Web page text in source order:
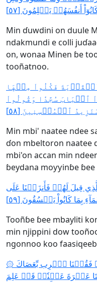
أَنفُسَهُمۡ يَظۡلِمُونَ [٥٧]
Min ɗuwdini on duule
ndakmundi e colli
on, wonaa Minen ɓe
tooñatnoo.
فَكُلُواْ مِنۡهَا
سُجَّدٗا وَقُولُواْ
ٱلۡمُحۡسِنِينَ [٥٨]
Min mbi' naatee ndee
ɗon mbeltoron naatee
mbi'on accan min
ɓeydana moƴƴinɓe
قِيلَ لَهُمۡ فَأَنزَلۡنَا عَلَى
بِمَا كَانُواْ يَفۡسُقُونَ [٥٩]
Tooñɓe ɓee mbayliti
min njippini dow
ngonnoo koo
۞ وَإِذِ ٱسۡتَسۡقَىٰ مُوسَىٰ لِقَوۡمِهِۦ فَقُلۡنَا ٱضۡرِب بِّعَصَاكَ
عَشۡرَةَ عَيۡنٗاۖ قَدۡ عَلِمَ